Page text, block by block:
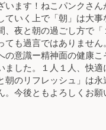
います！ねこパンクさん
ていく上で「朝」は大事
、夜と朝の過ごし方で「
ても過言ではありません
の意識ー精神面の健康こ
ました。１人１人、快適
朝のリフレッシュ」は永
。今後ともよろしくお願